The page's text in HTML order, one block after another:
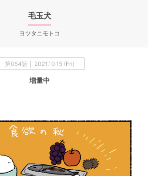
毛玉犬
ヨツタニモトコ
第054話 │ 2021.10.15 (Fri)
増量中